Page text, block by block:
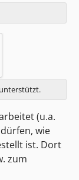
(u.a.
wie
ist. Dort
zum